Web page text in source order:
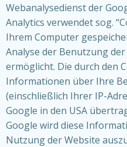
Webanalysedienst der
Analytics verwendet sog.
Ihrem Computer
Analyse der Benutzung
ermöglicht. Die durch den
Informationen über Ihre
(einschließlich Ihrer IP-
Google in den USA
Google wird diese
Nutzung der Website